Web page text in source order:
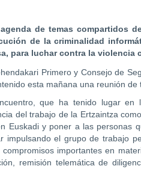
de temas compartidos
de la criminalidad
para luchar contra la violencia
Primero y Consejo de
esta mañana una reunión
que ha tenido lugar en
del trabajo de la Ertzaintza
Euskadi y poner a las personas
impulsando el grupo de trabajo
importantes en
remisión telemática de